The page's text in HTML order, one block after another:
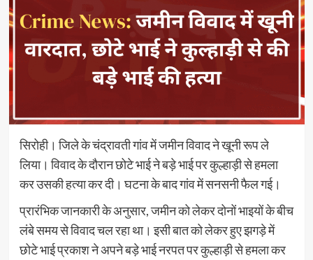
सिरोही। जिले के चंद्रावती गांव में जमीन विवाद ने खूनी रूप ले
लिया। विवाद के दौरान छोटे भाई ने बड़े भाई पर कुल्हाड़ी से हमला
कर उसकी हत्या कर दी। घटना के बाद गांव में सनसनी फैल गई।
प्रारंभिक जानकारी के अनुसार, जमीन को लेकर दोनों भाइयों के बीच
लंबे समय से विवाद चल रहा था। इसी बात को लेकर हुए झगड़े में
छोटे भाई प्रकाश ने अपने बड़े भाई नरपत पर कुल्हाड़ी से हमला कर